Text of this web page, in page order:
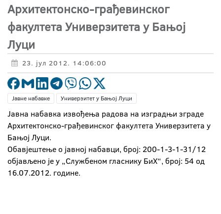
Архитектонско-грађевинског
факултета Универзитета у Бањој
Луци
23. јул 2012. 14:06:00
Јавне набавке Универзитет у Бањој Луци
Јавна набавка извођења радова на изградњи зграде
Архитектонско-грађевинског факултета Универзитета у
Бањој Луци.
Обавјештење о јавној набавци, број: 200-1-3-1-31/12
објављено је у „Службеном гласнику БиХ“, број: 54 од
16.07.2012. године.